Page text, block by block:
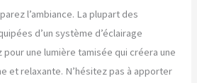
l’ambiance. La plupart des
d’un système d’éclairage
pour une lumière tamisée qui créera une
et relaxante. N’hésitez pas à apporter